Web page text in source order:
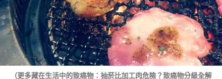
（更多藏在生活中的致癌物：抽菸比加工肉危險？致癌物分級全解